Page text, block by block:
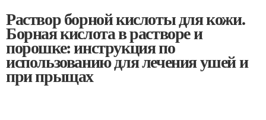
Раствор борной кислоты для кожи.
Борная кислота в растворе и
порошке: инструкция по
использованию для лечения ушей и
при прыщах